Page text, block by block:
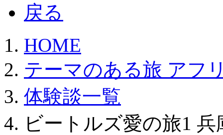
HOME
テーマのある旅 アフ
体験談一覧
ビートルズ愛の旅1 兵